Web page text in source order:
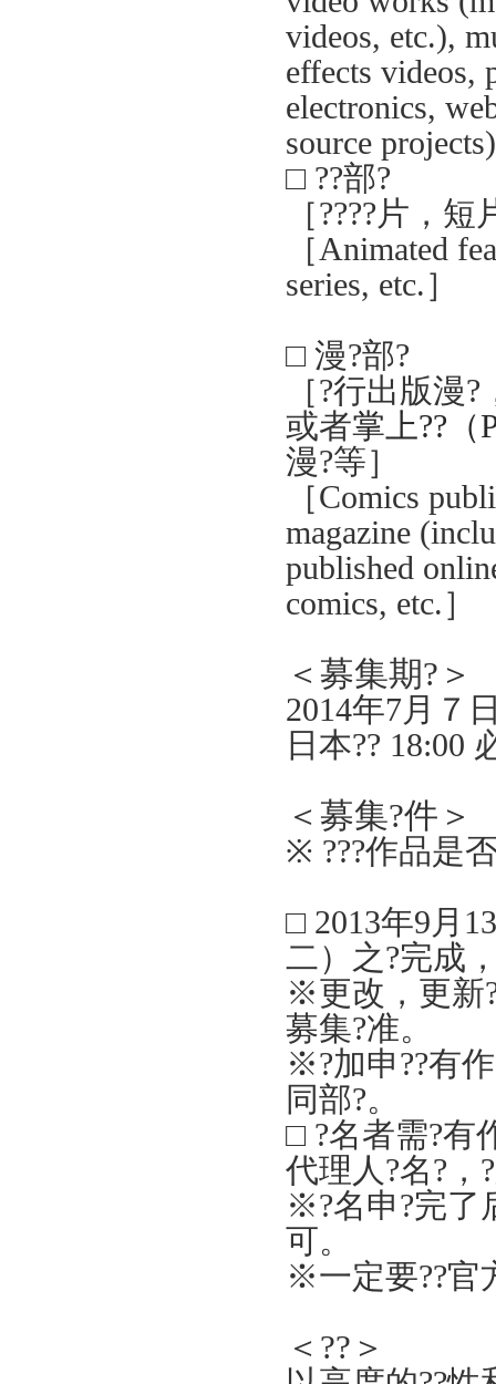
videos, etc.),
effects videos,
electronics,
source
□ ??部?
［????片 ，短
［Animated
series, etc.］
□ 漫?部?
［?行出版漫?
或者掌上??（
漫?等］
［Comics
magazine
published
comics, etc.］
＜ 募集期?＞
2014年7月７
日本?? 18:00
＜ 募集?件 ＞
※ ???作品是
□ 2013年9 月 13
二）之?完成
※更改，更新
募集?准。
※?加申??有
同部?。
□ ?名者需?有
代理人 ?名? ， ?
※?名申?完了
可。
※一定要??官
＜??＞